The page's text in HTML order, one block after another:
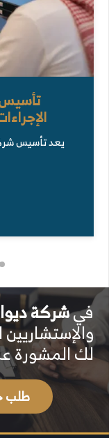
تأسيس
يعد تأسيس
فيشركة
لك المشورة
طلب